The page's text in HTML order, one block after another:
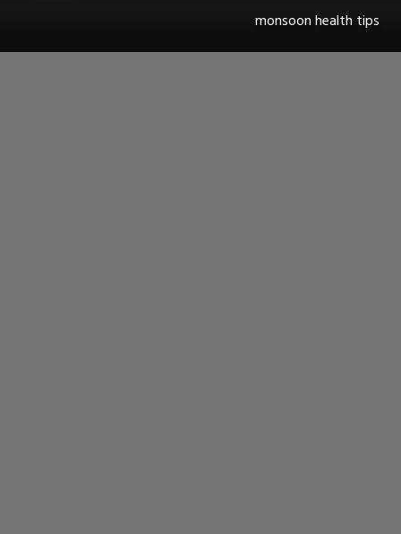
monsoon health tips